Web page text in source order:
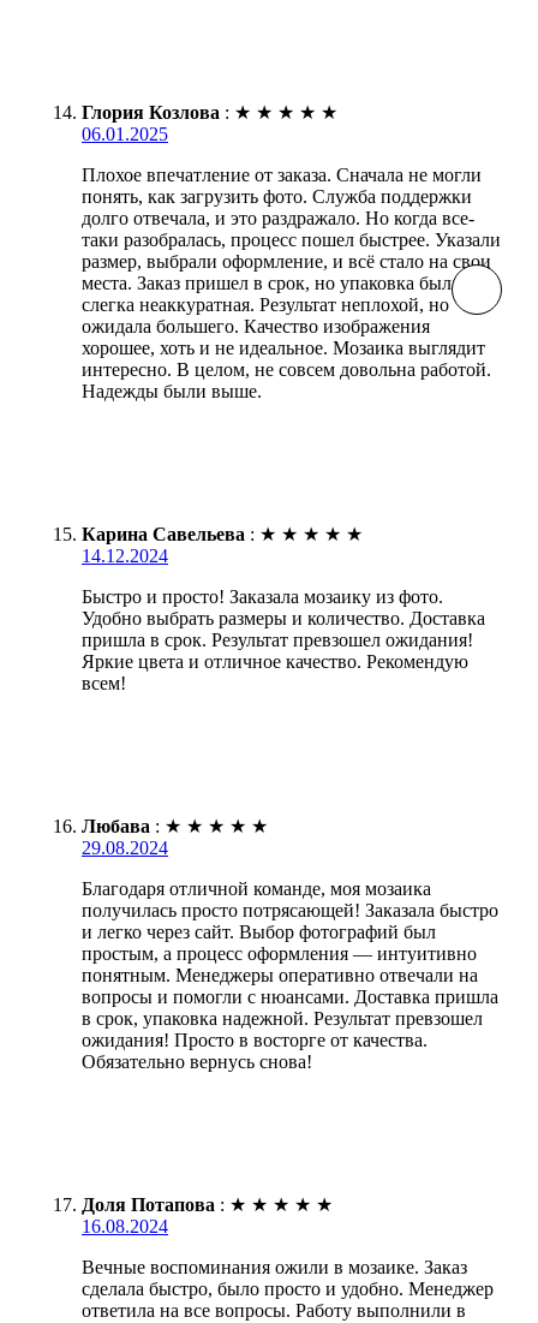
Глория Козлова : ★ ★ ★ ★ ★
06.01.2025
Плохое впечатление от заказа. Сначала не могли
понять, как загрузить фото. Служба поддержки
долго отвечала, и это раздражало. Но когда все-
таки разобралась, процесс пошел быстрее. Указали
размер, выбрали оформление, и всё стало на свои
места. Заказ пришел в срок, но упаковка была
слегка неаккуратная. Результат неплохой, но
ожидала большего. Качество изображения
хорошее, хоть и не идеальное. Мозаика выглядит
интересно. В целом, не совсем довольна работой.
Надежды были выше.
Карина Савельева : ★ ★ ★ ★ ★
14.12.2024
Быстро и просто! Заказала мозаику из фото.
Удобно выбрать размеры и количество. Доставка
пришла в срок. Результат превзошел ожидания!
Яркие цвета и отличное качество. Рекомендую
всем!
Любава : ★ ★ ★ ★ ★
29.08.2024
Благодаря отличной команде, моя мозаика
получилась просто потрясающей! Заказала быстро
и легко через сайт. Выбор фотографий был
простым, а процесс оформления — интуитивно
понятным. Менеджеры оперативно отвечали на
вопросы и помогли с нюансами. Доставка пришла
в срок, упаковка надежной. Результат превзошел
ожидания! Просто в восторге от качества.
Обязательно вернусь снова!
Доля Потапова : ★ ★ ★ ★ ★
16.08.2024
Вечные воспоминания ожили в мозаике. Заказ
сделала быстро, было просто и удобно. Менеджер
ответила на все вопросы. Работу выполнили в